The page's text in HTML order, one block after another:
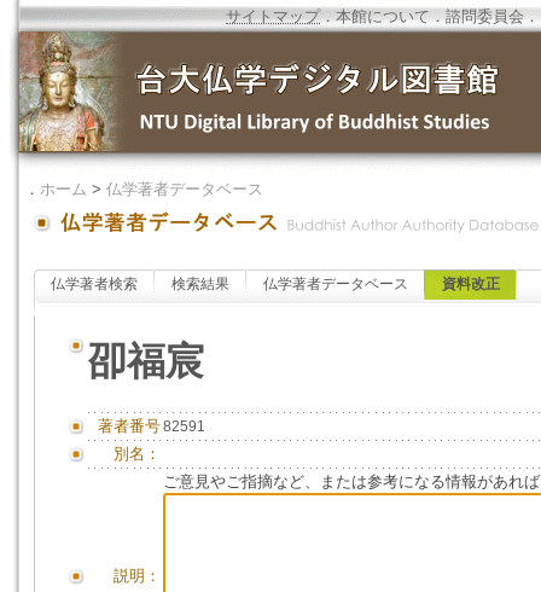
サイトマップ．本館について ．諮問委員会 ．
． ホーム > 仏学著者データベース
仏学著者検索 検索結果 仏学著者データベース 資料改正
卲福宸
著者番号82591
別名：
説明：
ご意見やご指摘など、または参考になる情報があれ